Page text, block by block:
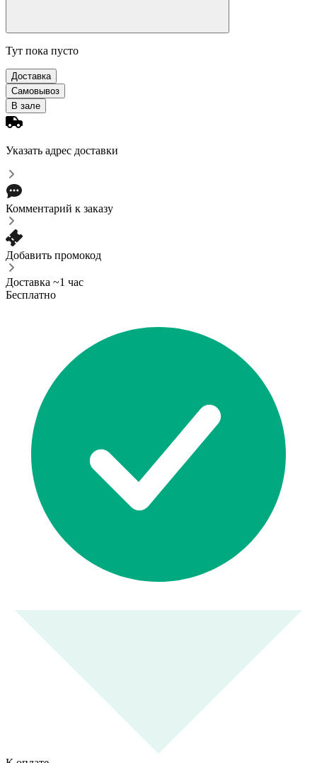
Тут пока пусто
Доставка
Самовывоз
В зале
Указать адрес доставки
Комментарий к заказу
Добавить промокод
Доставка ~1 час
Бесплатно